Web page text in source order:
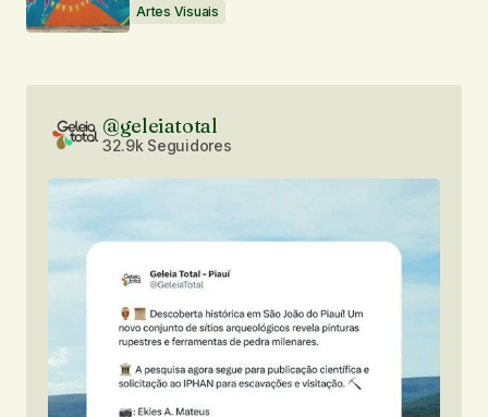
Artes Visuais
@geleiatotal
32.9k Seguidores